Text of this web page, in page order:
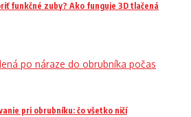
funkčné zuby? Ako funguje 3D tlačená
pri obrubníku: čo všetko ničí